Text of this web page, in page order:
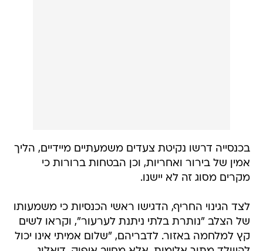
בכנסייה דרשו נקיטת צעדים משמעתיים מיידיים, הליך
אמין של בירור ואחריות, וכן הבטחות ברורות כי
מקרים מסוג זה לא יישנו.
לצד הגינוי החריף, הדגישו ראשי הכנסיות כי משמעותו
של הצלב "נותרת בלתי ניתנת לערעור", וקראו לשים
קץ למלחמה באזור. לדבריהם, "שלום אמיתי אינו יכול